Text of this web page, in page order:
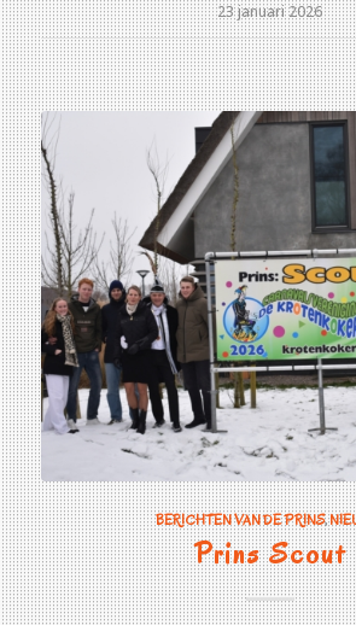
23 januari 2026
BERICHTEN VAN DE PRINS,
Prins Scout